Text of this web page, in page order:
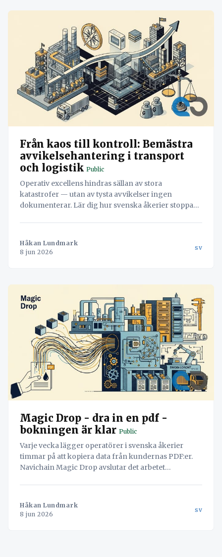
Från kaos till kontroll: Bemästra
avvikelsehantering i transport
och logistik Public
Operativ excellens hindras sällan av stora
katastrofer — utan av tysta avvikelser ingen
dokumenterar. Lär dig hur svenska åkerier stoppar
direkt i arbetsflödet.
Håkan Lundmark
8 jun 2026
sv
Magic Drop - dra in en pdf -
bokningen är klar Public
Varje vecka lägger operatörer i svenska åkerier
timmar på att kopiera data från kundernas PDF:er.
Navichain Magic Drop avslutar det arbetet
Håkan Lundmark
8 jun 2026
sv